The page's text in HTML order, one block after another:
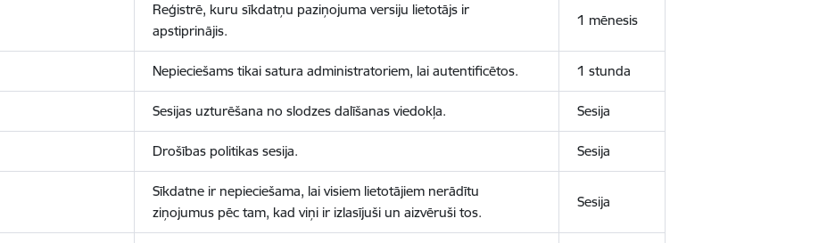
Reģistrē, kuru sīkdatņu paziņojuma versiju lietotājs ir
apstiprinājis.
1 mēnesis
Nepieciešams tikai satura administratoriem, lai autentificētos. 1 stunda
Sesijas uzturēšana no slodzes dalīšanas viedokļa. Sesija
Drošības politikas sesija. Sesija
Sīkdatne ir nepieciešama, lai visiem lietotājiem nerādītu
ziņojumus pēc tam, kad viņi ir izlasījuši un aizvēruši tos.
Sesija